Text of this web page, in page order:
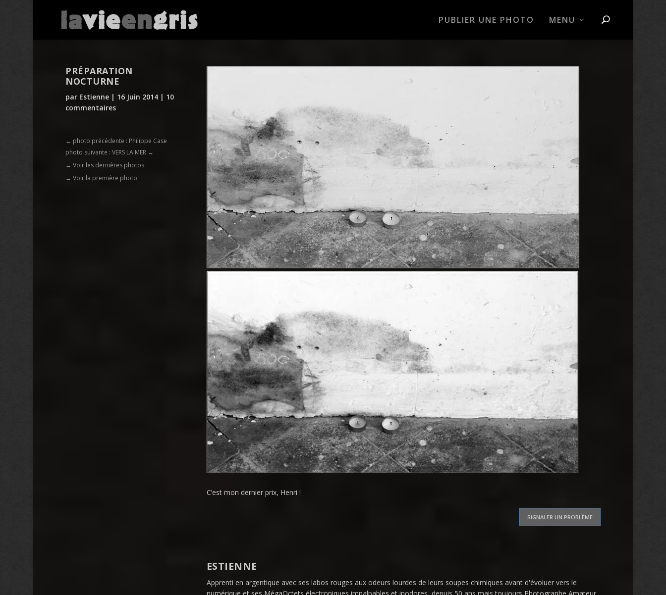
PUBLIER UNE PHOTO MENU
PRÉPARATION
NOCTURNE
par Estienne | 16 Juin 2014 | 10
commentaires
← photo précédente : Philippe Case
photo suivante : VERS LA MER →
→ Voir les dernières photos
→ Voir la première photo
C’est mon dernier prix, Henri !
SIGNALER UN PROBLÈME
ESTIENNE
Apprenti en argentique avec ses labos rouges aux odeurs lourdes de leurs soupes chimiques avant d'évoluer vers le
numérique et ses MégaOctets électroniques impalpables et inodores, depuis 50 ans mais toujours Photographe Amateur